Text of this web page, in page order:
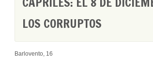
LOS CORRUPTOS
Barlovento, 16